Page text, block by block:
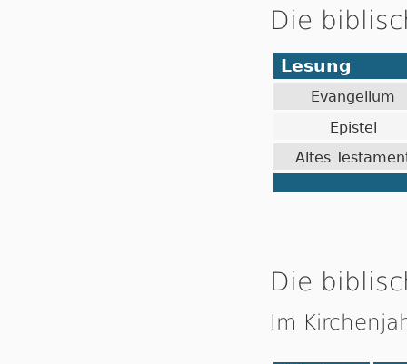
Die
Lesung
Evangelium
Epistel
Altes
Die
Im